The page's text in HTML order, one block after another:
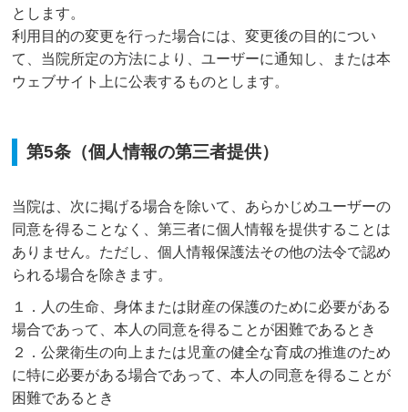
とします。
利用目的の変更を行った場合には、変更後の目的につい
て、当院所定の方法により、ユーザーに通知し、または本
ウェブサイト上に公表するものとします。
第5条（個人情報の第三者提供）
当院は、次に掲げる場合を除いて、あらかじめユーザーの
同意を得ることなく、第三者に個人情報を提供することは
ありません。ただし、個人情報保護法その他の法令で認め
られる場合を除きます。
１．人の生命、身体または財産の保護のために必要がある
場合であって、本人の同意を得ることが困難であるとき
２．公衆衛生の向上または児童の健全な育成の推進のため
に特に必要がある場合であって、本人の同意を得ることが
困難であるとき